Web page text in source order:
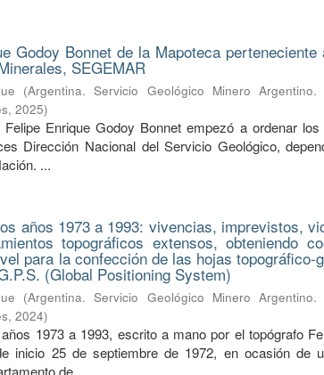
Godoy Bonnet de la Mapoteca
SEGEMAR
(Argentina. Servicio Geológico Minero
,2025)
Enrique Godoy Bonnet empezó a ordenar
Dirección Nacional del Servicio Geológico,
...
años 1973 a 1993: vivencias, imprevistos,
topográficos extensos, obteniendo
para la confección de las hojas topográfico-
(Global Positioning System)
(Argentina. Servicio Geológico Minero
,2024)
1973 a 1993, escrito a mano por el topógrafo
inicio 25 de septiembre de 1972, en ocasión de
de ...